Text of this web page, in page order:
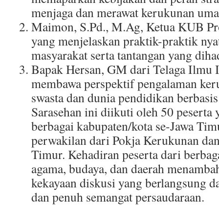
menjaga dan merawat kerukunan
Maimon, S.Pd., M.Ag, Ketua KUB
yang menjelaskan praktik-praktik
masyarakat serta tantangan yang
Bapak Hersan, GM dari Telaga Ilmu
membawa perspektif pengalaman
swasta dan dunia pendidikan
Sarasehan ini diikuti oleh 50 peserta
berbagai kabupaten/kota se-Jawa
perwakilan dari Pokja Kerukunan
Timur. Kehadiran peserta dari
agama, budaya, dan daerah
kekayaan diskusi yang berlangsung
dan penuh semangat persaudaraan.